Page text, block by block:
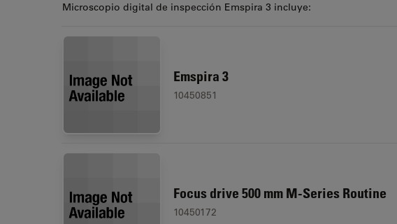
Microscopio digital de inspección Emspira 3 incluye:
Emspira 3
10450851
Focus drive 500 mm M-Series Routine
10450172